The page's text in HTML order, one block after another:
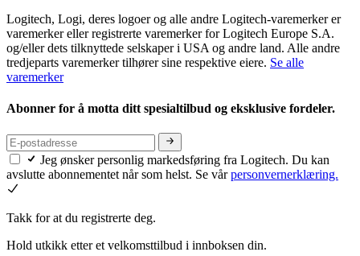
Logitech, Logi, deres logoer og alle andre Logitech-varemerker er
varemerker eller registrerte varemerker for Logitech Europe S.A.
og/eller dets tilknyttede selskaper i USA og andre land. Alle andre
tredjeparts varemerker tilhører sine respektive eiere. Se alle
varemerker
Abonner for å motta ditt spesialtilbud og eksklusive fordeler.
Jeg ønsker personlig markedsføring fra Logitech. Du kan
avslutte abonnementet når som helst. Se vårpersonvernerklæring.
Takk for at du registrerte deg.
Hold utkikk etter et velkomsttilbud i innboksen din.